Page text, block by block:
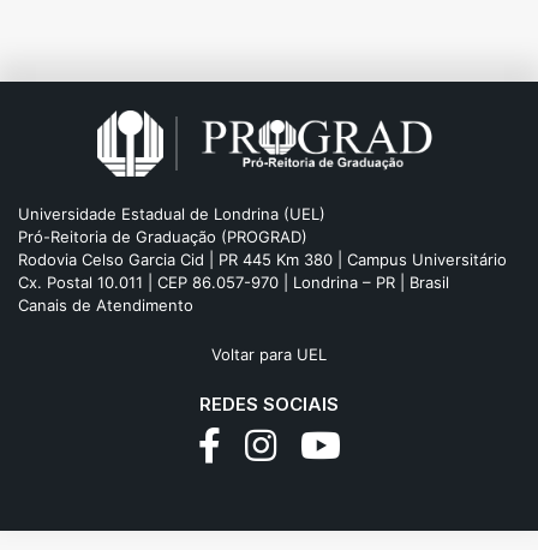
Universidade Estadual de Londrina (UEL)
Pró-Reitoria de Graduação (PROGRAD)
Rodovia Celso Garcia Cid | PR 445 Km 380 | Campus Universitário
Cx. Postal 10.011 | CEP 86.057-970 | Londrina – PR | Brasil
Canais de Atendimento
Voltar para UEL
REDES SOCIAIS